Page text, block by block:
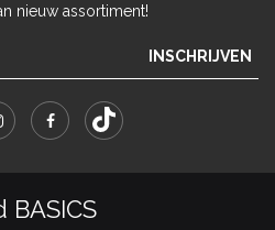
nieuw assortiment!
INSCHRIJVEN
BASICS